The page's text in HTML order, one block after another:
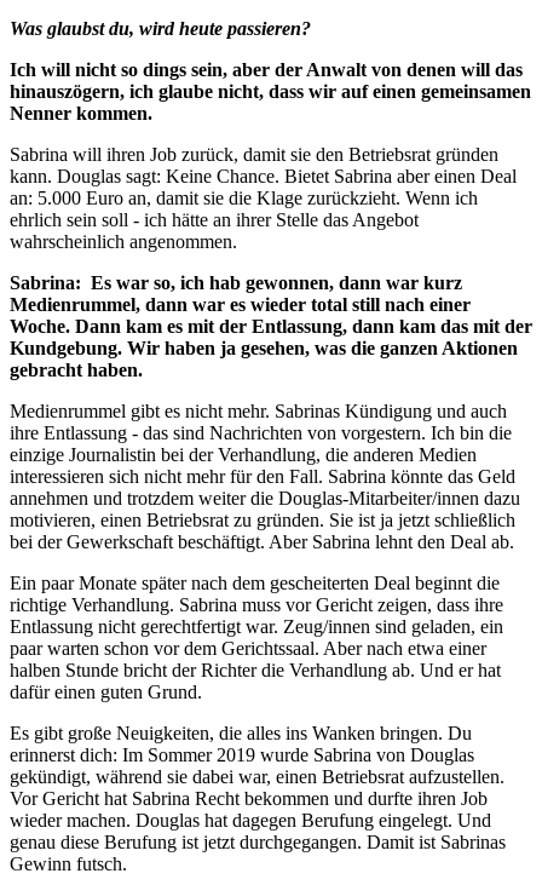
Was glaubst du, wird heute passieren?
Ich will nicht so dings sein, aber der Anwalt von denen will das
hinauszögern, ich glaube nicht, dass wir auf einen gemeinsamen
Nenner kommen.
Sabrina will ihren Job zurück, damit sie den Betriebsrat gründen
kann. Douglas sagt: Keine Chance. Bietet Sabrina aber einen Deal
an: 5.000 Euro an, damit sie die Klage zurückzieht. Wenn ich
ehrlich sein soll - ich hätte an ihrer Stelle das Angebot
wahrscheinlich angenommen.
Sabrina: Es war so, ich hab gewonnen, dann war kurz
Medienrummel, dann war es wieder total still nach einer
Woche. Dann kam es mit der Entlassung, dann kam das mit der
Kundgebung. Wir haben ja gesehen, was die ganzen Aktionen
gebracht haben.
Medienrummel gibt es nicht mehr. Sabrinas Kündigung und auch
ihre Entlassung - das sind Nachrichten von vorgestern. Ich bin die
einzige Journalistin bei der Verhandlung, die anderen Medien
interessieren sich nicht mehr für den Fall. Sabrina könnte das Geld
annehmen und trotzdem weiter die Douglas-Mitarbeiter/innen dazu
motivieren, einen Betriebsrat zu gründen. Sie ist ja jetzt schließlich
bei der Gewerkschaft beschäftigt. Aber Sabrina lehnt den Deal ab.
Ein paar Monate später nach dem gescheiterten Deal beginnt die
richtige Verhandlung. Sabrina muss vor Gericht zeigen, dass ihre
Entlassung nicht gerechtfertigt war. Zeug/innen sind geladen, ein
paar warten schon vor dem Gerichtssaal. Aber nach etwa einer
halben Stunde bricht der Richter die Verhandlung ab. Und er hat
dafür einen guten Grund.
Es gibt große Neuigkeiten, die alles ins Wanken bringen. Du
erinnerst dich: Im Sommer 2019 wurde Sabrina von Douglas
gekündigt, während sie dabei war, einen Betriebsrat aufzustellen.
Vor Gericht hat Sabrina Recht bekommen und durfte ihren Job
wieder machen. Douglas hat dagegen Berufung eingelegt. Und
genau diese Berufung ist jetzt durchgegangen. Damit ist Sabrinas
Gewinn futsch.